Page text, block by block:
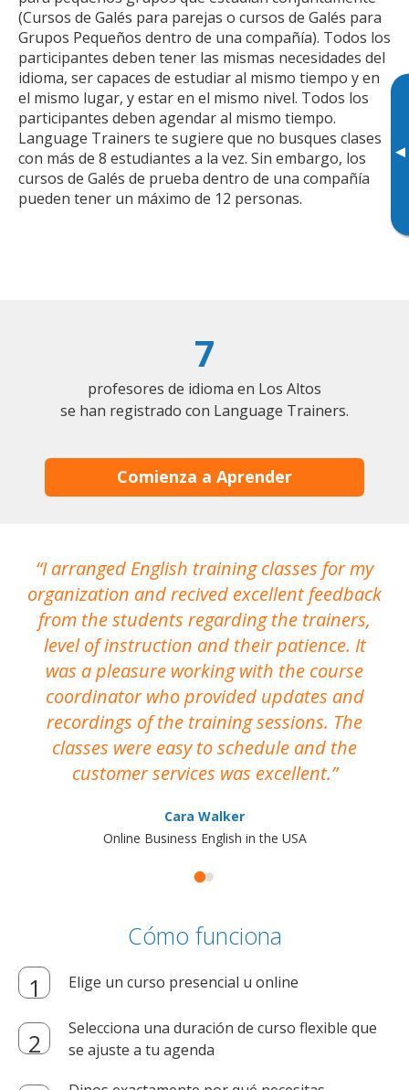
▸
(Cursos de Galés para parejas o cursos de Galés para
Grupos Pequeños dentro de una compañía). Todos los
participantes deben tener las mismas necesidades del
idioma, ser capaces de estudiar al mismo tiempo y en
el mismo lugar, y estar en el mismo nivel. Todos los
participantes deben agendar al mismo tiempo.
Language Trainers te sugiere que no busques clases
con más de 8 estudiantes a la vez. Sin embargo, los
cursos de Galés de prueba dentro de una compañía
pueden tener un máximo de 12 personas.
7
profesores de idioma en Los Altos
se han registrado con Language Trainers.
Comienza a Aprender
I arranged English training classes for my
organization and recived excellent feedback
from the students regarding the trainers,
level of instruction and their patience. It
was a pleasure working with the course
coordinator who provided updates and
recordings of the training sessions. The
classes were easy to schedule and the
customer services was excellent.
Cara Walker
Online Business English in the USA
Cómo funciona
Elige un curso presencial u online
Selecciona una duración de curso flexible que
se ajuste a tu agenda